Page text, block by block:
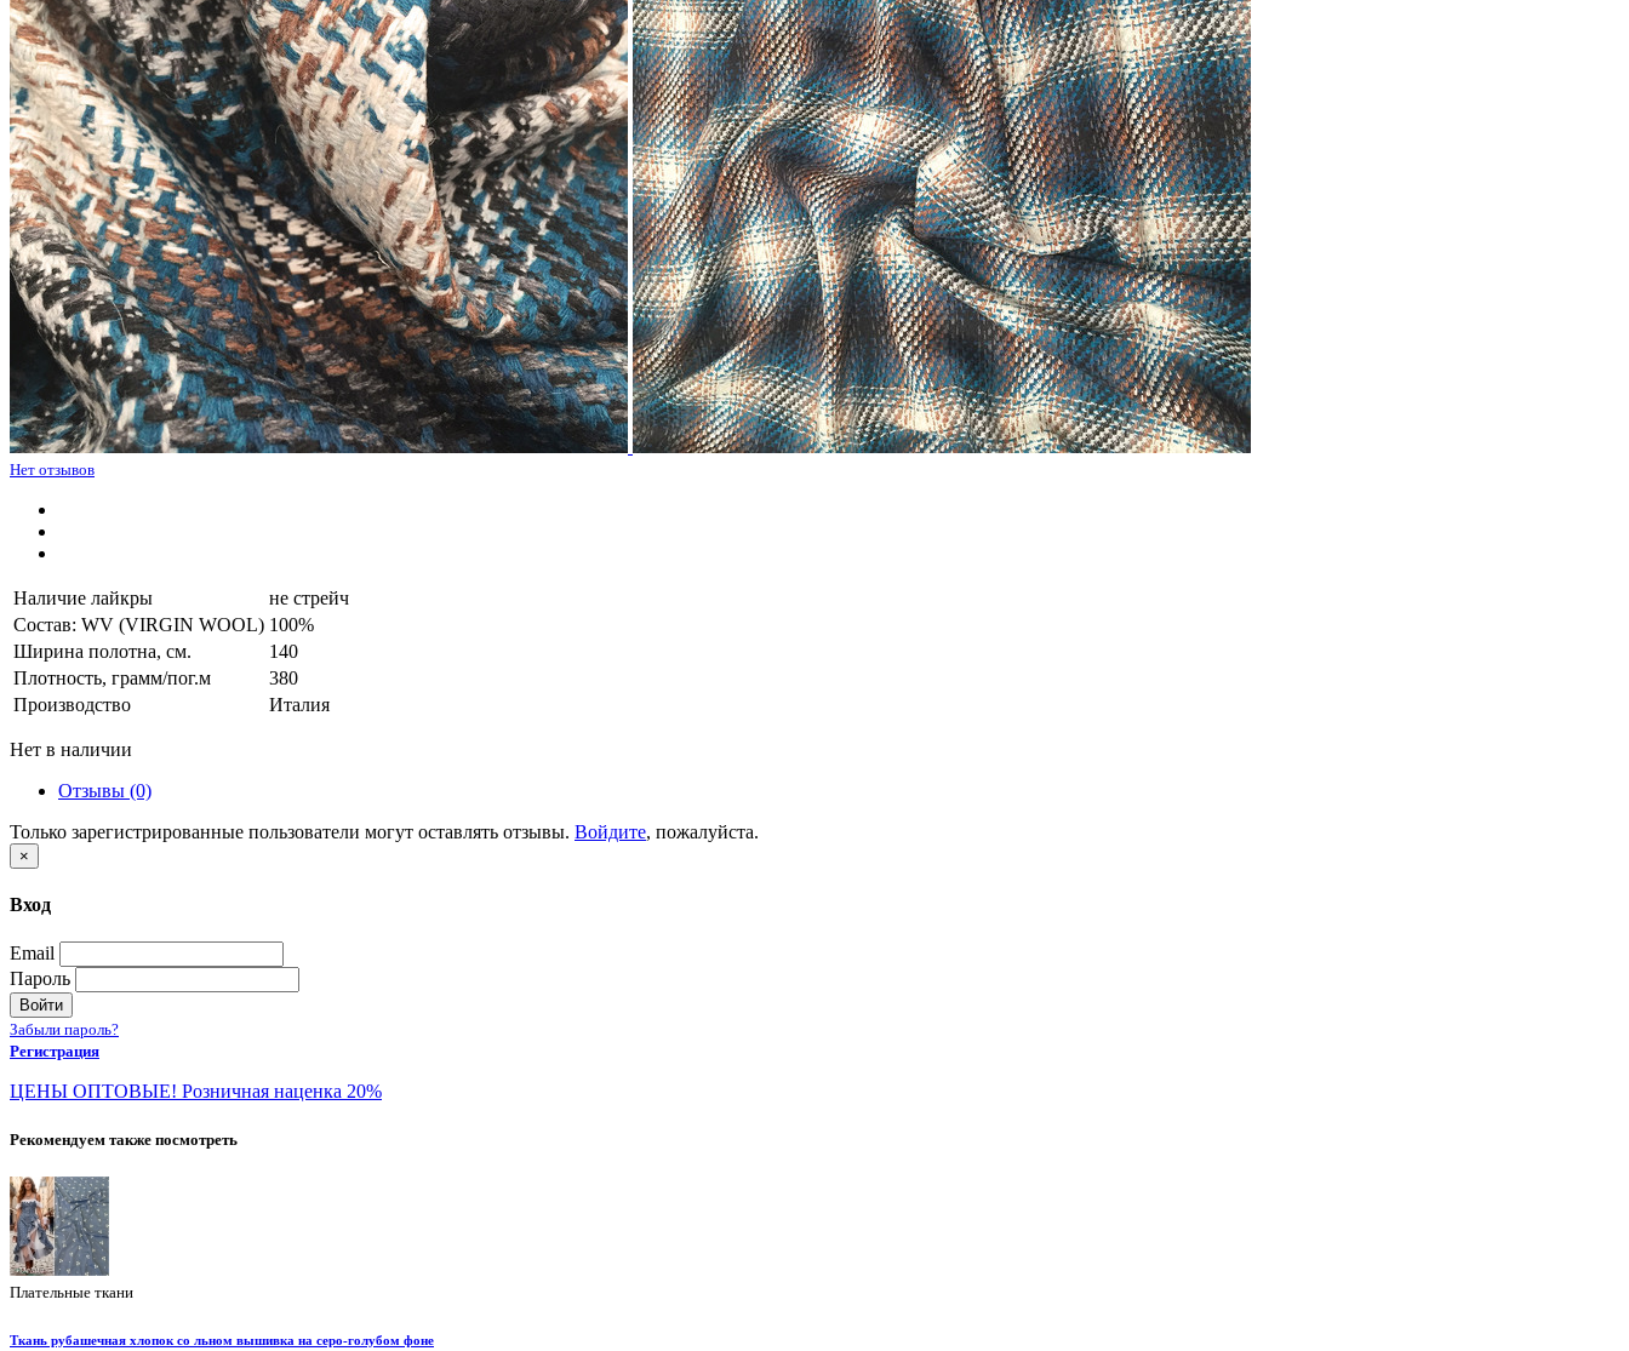
Нет отзывов
Наличие лайкры
не стрейч
Состав: WV (VIRGIN WOOL) 100%
Ширина полотна, см.
140
Плотность, грамм/пог.м
380
Производство
Италия
Нет в наличии
Отзывы (0)
Только зарегистрированные пользователи могут оставлять отзывы. Войдите, пожалуйста.
×
Вход
Email
Пароль
Войти
Забыли пароль?
Регистрация
ЦЕНЫ ОПТОВЫЕ! Розничная наценка 20%
Рекомендуем также посмотреть
Плательные ткани
Ткань рубашечная хлопок со льном вышивка на серо-голубом фоне